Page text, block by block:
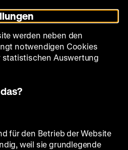
2002
werden neben den
notwendigen Cookies
statistischen Auswertung
für den Betrieb der Website
weil sie grundlegende